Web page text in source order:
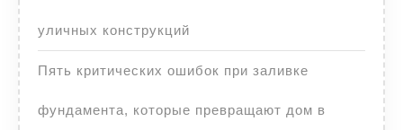
уличных конструкций
Пять критических ошибок при заливке
фундамента, которые превращают дом в